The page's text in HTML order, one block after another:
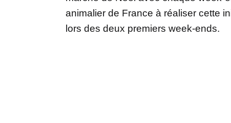
animalier de France à réaliser cette
lors des deux premiers week-ends.